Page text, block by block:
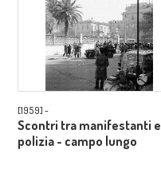
[1959] -
Scontri tra manifestanti e
polizia - campo lungo